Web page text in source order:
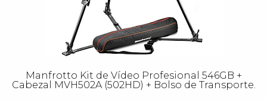
Manfrotto Kit de Vídeo Profesional 546GB +
Cabezal MVH502A (502HD) + Bolso de Transporte.